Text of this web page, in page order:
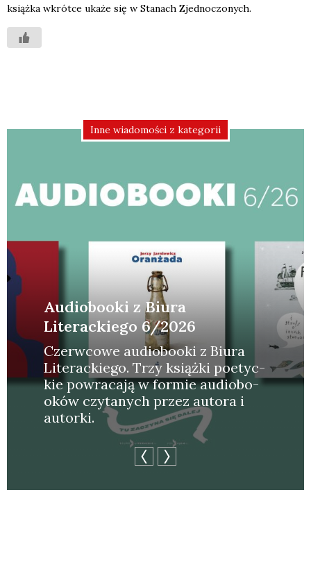
książ­ka wkrót­ce uka­że się w Sta­nach Zjed­no­czo­nych.
Inne wiadomości z kategorii
Audiobooki z Biura
Literackiego 6/2026
Czerw­co­we audio­bo­oki z Biu­ra
Lite­rac­kie­go. Trzy książ­ki poetyc­
kie powra­ca­ją w for­mie audio­bo­
oków czy­ta­nych przez auto­ra i
autor­ki.